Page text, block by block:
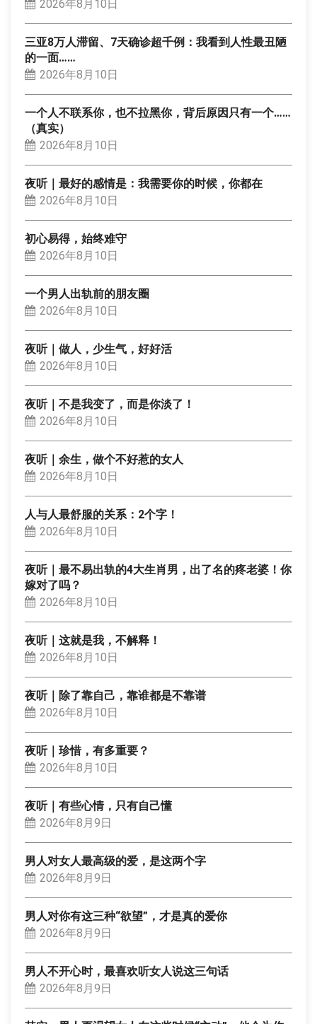
2026年8月10日
三亚8万人滞留、7天确诊超千例：我看到人性最丑陋
的一面……
2026年8月10日
一个人不联系你，也不拉黑你，背后原因只有一个……
（真实）
2026年8月10日
夜听｜最好的感情是：我需要你的时候，你都在
2026年8月10日
初心易得，始终难守
2026年8月10日
一个男人出轨前的朋友圈
2026年8月10日
夜听｜做人，少生气，好好活
2026年8月10日
夜听｜不是我变了，而是你淡了！
2026年8月10日
夜听｜余生，做个不好惹的女人
2026年8月10日
人与人最舒服的关系：2个字！
2026年8月10日
夜听｜最不易出轨的4大生肖男，出了名的疼老婆！你
嫁对了吗？
2026年8月10日
夜听｜这就是我，不解释！
2026年8月10日
夜听｜除了靠自己，靠谁都是不靠谱
2026年8月10日
夜听｜珍惜，有多重要？
2026年8月10日
夜听｜有些心情，只有自己懂
2026年8月9日
男人对女人最高级的爱，是这两个字
2026年8月9日
男人对你有这三种“欲望”，才是真的爱你
2026年8月9日
男人不开心时，最喜欢听女人说这三句话
2026年8月9日